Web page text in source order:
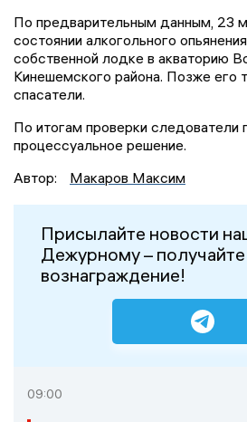
По предварительным данным, 23
состоянии алкогольного
собственной лодке в акваторию
Кинешемского района. Позже его
спасатели.
По итогам проверки следователи
процессуальное решение.
Автор:
Макаров Максим
Присылайте новости
Дежурному – получайте
вознаграждение!
09:00